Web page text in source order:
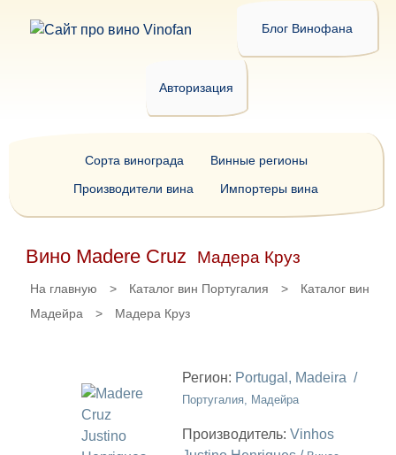
Блог Винофана
Авторизация
Вино Madere Cruz Мадера Круз
На главную > Каталог вин Португалия >
Каталог вин
Мадейра
> Мадера Круз
Регион: Portugal, Madeira /
Португалия, Мадейра
Производитель: Vinhos
Сорта винограда
Винные регионы
Производители вина
Импортеры вина